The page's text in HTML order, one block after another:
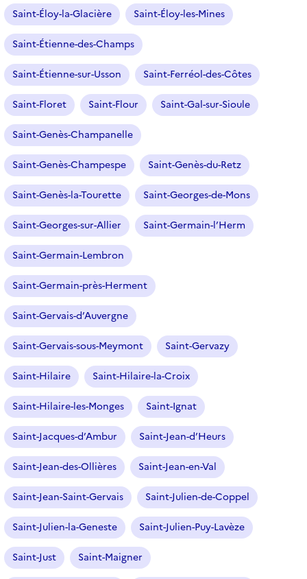
Saint-Éloy-la-Glacière Saint-Éloy-les-Mines
Saint-Étienne-des-Champs
Saint-Étienne-sur-Usson Saint-Ferréol-des-Côtes
Saint-Floret Saint-Flour Saint-Gal-sur-Sioule
Saint-Genès-Champanelle
Saint-Genès-Champespe Saint-Genès-du-Retz
Saint-Genès-la-Tourette Saint-Georges-de-Mons
Saint-Georges-sur-Allier Saint-Germain-l’Herm
Saint-Germain-Lembron
Saint-Germain-près-Herment
Saint-Gervais-d’Auvergne
Saint-Gervais-sous-Meymont Saint-Gervazy
Saint-Hilaire Saint-Hilaire-la-Croix
Saint-Hilaire-les-Monges Saint-Ignat
Saint-Jacques-d’Ambur Saint-Jean-d’Heurs
Saint-Jean-des-Ollières Saint-Jean-en-Val
Saint-Jean-Saint-Gervais Saint-Julien-de-Coppel
Saint-Julien-la-Geneste Saint-Julien-Puy-Lavèze
Saint-Just Saint-Maigner